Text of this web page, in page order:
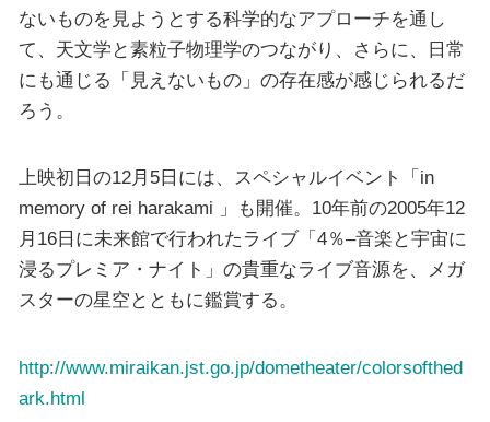
ないものを見ようとする科学的なアプローチを通し
て、天文学と素粒子物理学のつながり、さらに、日常
にも通じる「見えないもの」の存在感が感じられるだ
ろう。
上映初日の12月5日には、スペシャルイベント「in
memory of rei harakami 」も開催。10年前の2005年12
月16日に未来館で行われたライブ「4％–音楽と宇宙に
浸るプレミア・ナイト」の貴重なライブ音源を、メガ
スターの星空とともに鑑賞する。
http://www.miraikan.jst.go.jp/dometheater/colorsofthed
ark.html